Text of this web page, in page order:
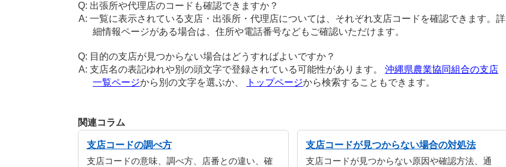
出張所や代理店のコードも確認できますか？
一覧に表示されている支店・出張所・代理店については、それぞれ支店コードを確認できます。詳
細情報ページがある場合は、住所や電話番号などもご確認いただけます。
目的の支店が見つからない場合はどうすればよいですか？
支店名の表記ゆれや別の頭文字で登録されている可能性があります。沖縄県農業協同組合の支店
一覧ページから別の文字を選ぶか、 トップページから検索することもできます。
関連コラム
支店コードの調べ方
支店コードの意味、調べ方、店番との違い、確
支店コードが見つからない場合の対処法
支店コードが見つからない原因や確認方法、通